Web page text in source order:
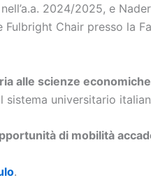
2024/2025, e
Chair presso la
alle scienze
universitario
di mobilità
.